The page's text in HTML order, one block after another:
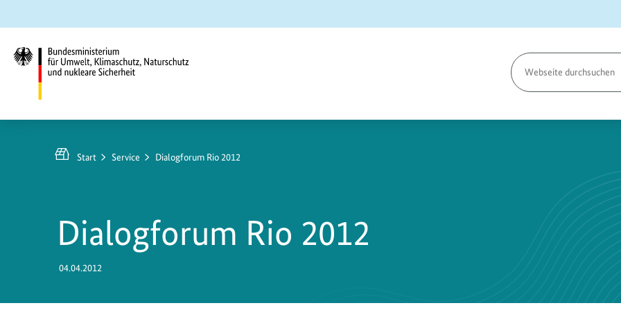
Hauptinhalt
springen
Suche
springen
Hauptnavigation
springen
Umwelt,
Klimaschutz,
Sicherheit
Seite
durchsuchen
Start Service Dialogforum Rio 2012
Dialogforum Rio 2012
04.04.2012